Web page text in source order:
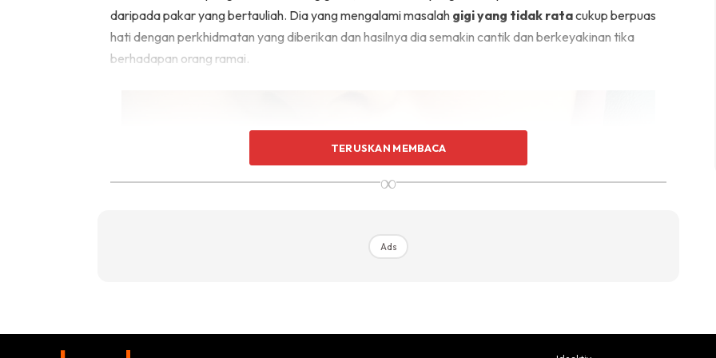
daripada pakar yang bertauliah. Dia yang mengalami masalah gigi yang tidak ratacukup berpuas
hati dengan perkhidmatan yang diberikan dan hasilnya dia semakin cantik dan berkeyakinan tika
berhadapan orang ramai.
TERUSKAN MEMBACA
∞
Ads